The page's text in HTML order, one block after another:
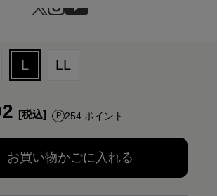
L LL
254 ポイント
お買い物かごに入れる